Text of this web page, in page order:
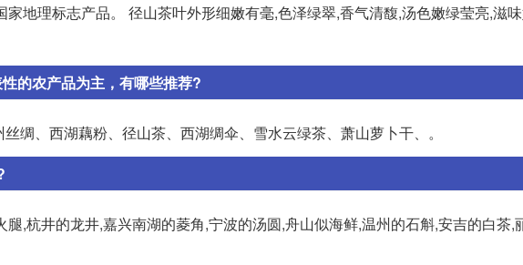
地理标志产品。 径山茶叶外形细嫩有毫,色泽绿翠,香气清馥,汤色嫩绿莹亮,滋
的农产品为主，有哪些推荐?
绸、西湖藕粉、径山茶、西湖绸伞、雪水云绿茶、萧山萝卜干、。
,杭井的龙井,嘉兴南湖的菱角,宁波的汤圆,舟山似海鲜,温州的石斛,安吉的白茶,